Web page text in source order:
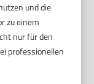
und die
zu einem
nur für den
professionellen